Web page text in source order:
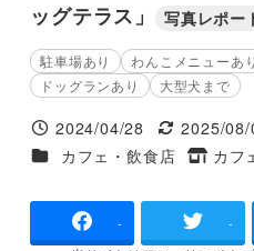
ッグテラス」
写真レポー
駐車場あり わんこメニューあり
ドッグランあり
大型犬まで
投稿日
2024/04/28
更新日
2025/08/
施設ジャンル
カフェ・飲食店
タグ
カフ
- -